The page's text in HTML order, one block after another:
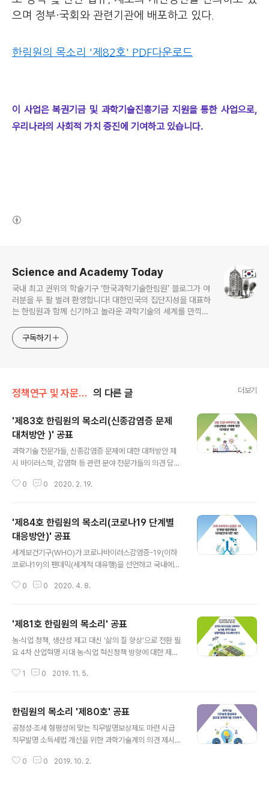
으며 정부·국회와 관련기관에 배포하고 있다.
한림원의 목소리 '제82호' PDF다운로드
이 사업은 복권기금 및 과학기술진흥기금 지원을 통한 사업으로,
우리나라의 사회적 가치 증진에 기여하고 있습니다.
Science and Academy Today
국내 최고 권위의 학술기구 ‘한국과학기술한림원’ 블로그가 여
러분을 두 팔 벌려 환영합니다! 대한민국의 집단지성을 대표하
는 한림원과 함께 신기하고 놀라운 과학기술의 세계를 만끽하
구독하기
정책연구 및 자문/한림원의 목소리 의 다른 글 더보기
'제83호 한림원의 목소리(신종감염증 문제
대처방안 )' 공표
과학기술 전문가들, 신종감염증 문제에 대한 대처방안 제
시 바이러스학, 감염학 등 관련 분야 전문가들의 의견 담아
바이러스를 상대로 총력전을 펼치고 있는 가운데 과학기술
한민구·이하 한림원)은 ‘신종 코로나바이러스 등 신종감염
증 사태에 대한 대처방안 제언’을 주제로 12일 ‘한림원의
목소리 제83호’를 공표했다. 이번 한림원의 목소리에서는
신종 코로나바이러스의 발생과 전파 과정, 특징 등을 밝히
고 대응방향을 제시했으며 향후 발생할 신종감염증에 대한
대비전략 또한 제안했다. 특히 이후에도 신종 바이러스가
0 0 2020. 2. 19.
'제84호 한림원의 목소리(코로나19 단계별
대응방안)' 공표
세계보건기구(WHO)가 코로나바이러스감염증-19(이하
코로나19)의 팬데믹(세계적 대유행)을 선언하고 국내에서
가들이 중간점검을 통해 현 상황에 맞는 향후 대응방안을
로 4월 2일 ‘한림원의 목소리 제84호’를 공표했다. 이번
한림원의 목소리는 △코로나19 변종 출현과 토착화 가능
성 △다양한 진단법 검토와 발병환자의 초기 진단 및 대응
으며, 국민들의 관심사를 반영한 질문과 답변도 정리하여
0 0 2020. 4. 8.
'제81호 한림원의 목소리' 공표
농·식업 정책, 생산성 제고 대신 ‘삶의 질 향상’으로 전환 필
요 4차 산업혁명 시대 농·식업 혁신정책 방향에 대한 제언
산업은 생산성 향상에 집중하는 것에서 벗어나 소비자의
한림원(원장 한민구·이하 한림원)은 11월 4일 ‘4차 산업혁
명 시대 농·식업 혁신정책 방향에 대한 제언’을 주제로 ‘한
림원의 목소리 제81호’를 공표했다. 이번 한림원의 목소리
자동화에 의한 생산성 향상에 초점을 두고 스마트팜 보급
1 0 2019. 11. 5.
한림원의 목소리 '제80호' 공표
공정성·조세 형평성에 맞는 직무발명보상제도 마련 시급
직무발명 소득세법 개선을 위한 과학기술계의 의견 제시
구자의 발명의욕을 저하시키고 있다는 불만이 현장에서 제
0 0 2019. 10. 2.